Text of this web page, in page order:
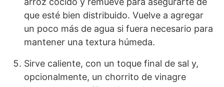
que esté bien distribuido. Vuelve a agregar
un poco más de agua si fuera necesario para
mantener una textura húmeda.
Sirve caliente, con un toque final de sal y,
opcionalmente, un chorrito de vinagre